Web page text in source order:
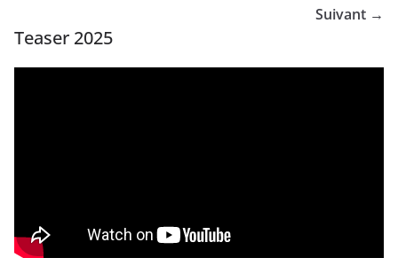
Suivant →
Teaser 2025